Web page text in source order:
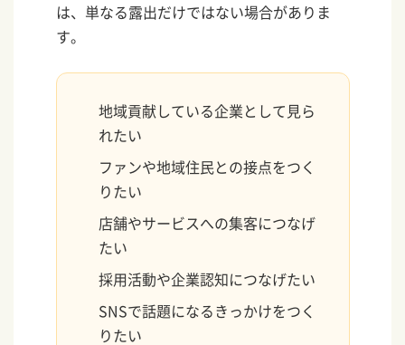
は、単なる露出だけではない場合がありま
す。
地域貢献している企業として見ら
れたい
ファンや地域住民との接点をつく
りたい
店舗やサービスへの集客につなげ
たい
採用活動や企業認知につなげたい
SNSで話題になるきっかけをつく
りたい